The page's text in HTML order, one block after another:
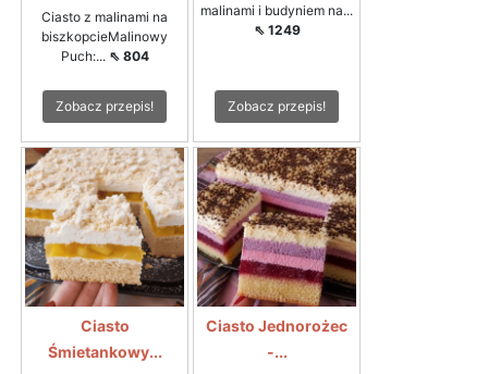
Ciasto z malinami na
biszkopcieMalinowy
Puch:... ⇖ 804
Zobacz przepis!
malinami i budyniem na...
⇖ 1249
Zobacz przepis!
Ciasto
Śmietankowy...
Ciasto Jednorożec
-...